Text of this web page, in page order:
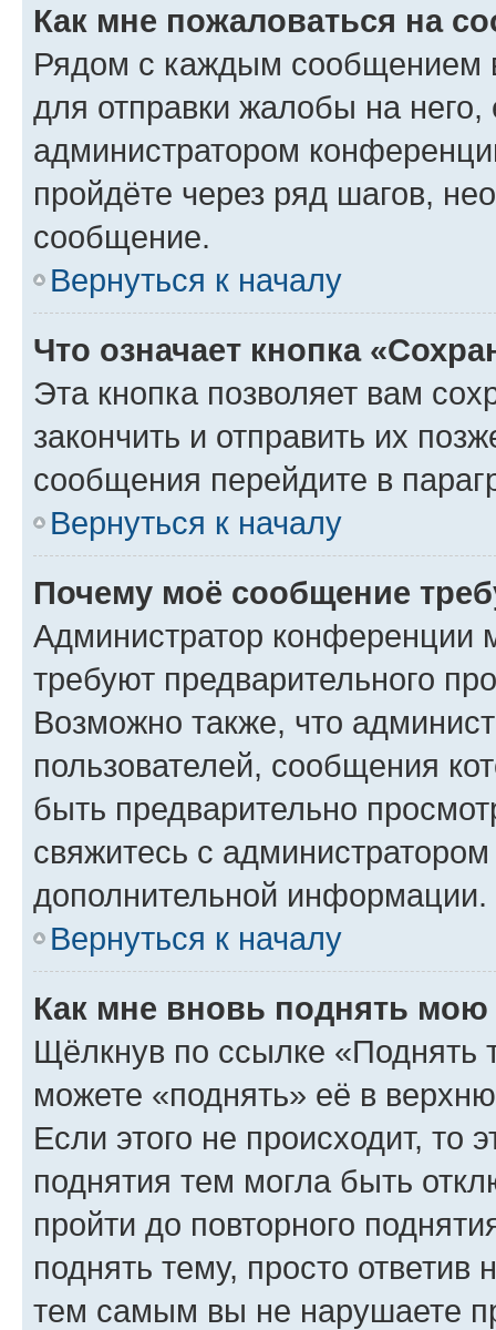
Как мне пожаловаться на
Рядом с каждым сообщением
для отправки жалобы на
администратором
пройдёте через ряд шагов,
сообщение.
Вернуться к началу
Что означает кнопка
Эта кнопка позволяет вам
закончить и отправить их
сообщения перейдите в
Вернуться к началу
Почему моё сообщение
Администратор конференции
требуют предварительного
Возможно также, что
пользователей, сообщения
быть предварительно
свяжитесь с
дополнительной информации.
Вернуться к началу
Как мне вновь поднять мою
Щёлкнув по ссылке «Поднять
можете «поднять» её в
Если этого не происходит, то
поднятия тем могла быть
пройти до повторного
поднять тему, просто ответив
тем самым вы не нарушаете